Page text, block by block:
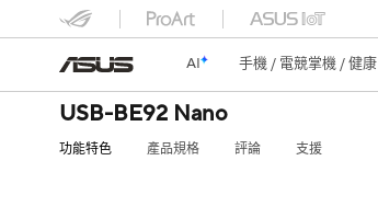
AI 手機 / 電競掌機 / 健康
USB-BE92 Nano
功能特色 產品規格 評論 支援